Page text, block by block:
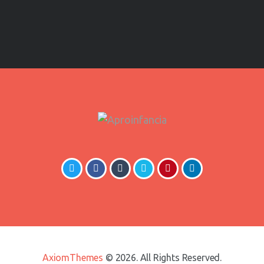
AxiomThemes © 2026. All Rights Reserved.